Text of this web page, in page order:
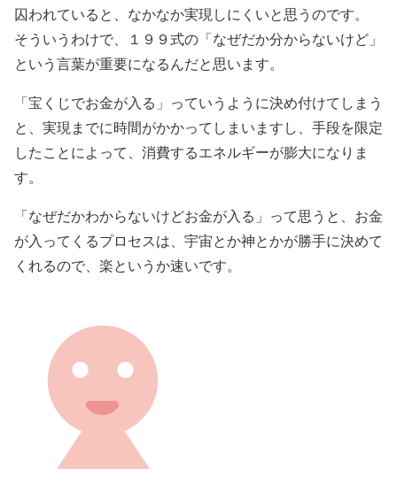
囚われていると、なかなか実現しにくいと思うのです。
そういうわけで、１９９式の「なぜだか分からないけど」
という言葉が重要になるんだと思います。
「宝くじでお金が入る」っていうように決め付けてしまう
と、実現までに時間がかかってしまいますし、手段を限定
したことによって、消費するエネルギーが膨大になりま
す。
「なぜだかわからないけどお金が入る」って思うと、お金
が入ってくるプロセスは、宇宙とか神とかが勝手に決めて
くれるので、楽というか速いです。